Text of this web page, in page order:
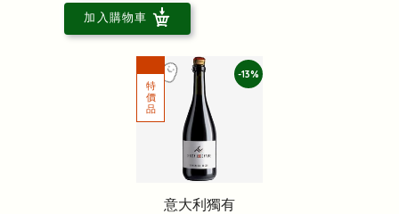
加入購物車
-13%
意大利獨有